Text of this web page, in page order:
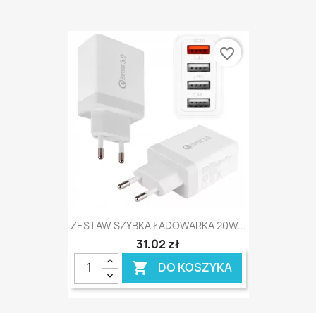
ZESTAW SZYBKA ŁADOWARKA 20W...
31,02 zł
 DO KOSZYKA
favorite_border